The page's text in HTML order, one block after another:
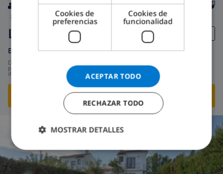
8 privada 4
Luxury B
España Costa Dorada - L'Ametlla de Mar
por
día 387,73 US$
¡VISITE ESTA VILLA!›
Cookies de
preferencias
Cookies de
funcionalidad
ACEPTAR TODO
RECHAZAR TODO
MOSTRAR DETALLES